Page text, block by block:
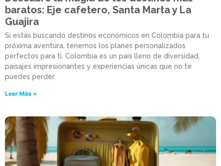
baratos: Eje cafetero, Santa Marta y La
Guajira
Si estás buscando destinos económicos en Colombia para tu
próxima aventura, tenemos los planes personalizados
perfectos para ti. Colombia es un país lleno de diversidad,
paisajes impresionantes y experiencias únicas que no te
puedes perder.
Leer Más »